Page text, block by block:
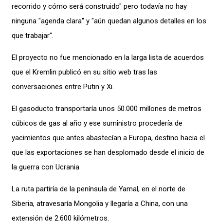
recorrido y cómo será construido" pero todavía no hay
ninguna "agenda clara" y "aún quedan algunos detalles en los
que trabajar".
El proyecto no fue mencionado en la larga lista de acuerdos
que el Kremlin publicó en su sitio web tras las
conversaciones entre Putin y Xi.
El gasoducto transportaría unos 50.000 millones de metros
cúbicos de gas al año y ese suministro procedería de
yacimientos que antes abastecían a Europa, destino hacia el
que las exportaciones se han desplomado desde el inicio de
la guerra con Ucrania.
La ruta partiría de la península de Yamal, en el norte de
Siberia, atravesaría Mongolia y llegaría a China, con una
extensión de 2.600 kilómetros.